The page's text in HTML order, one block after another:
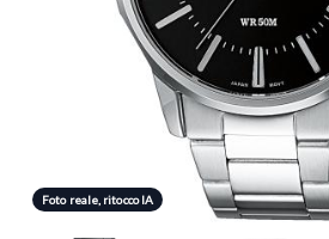
Foto reale, ritocco IA